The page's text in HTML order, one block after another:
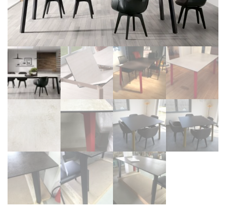
BIBLIOTHÈQUE
TABLE BASSE
FAUTEUILS
CANAPÉS
SALLES À MANGER
CHAISES
TABLES
CONVERTIBLE
MATELAS
LITS RELEVABLES